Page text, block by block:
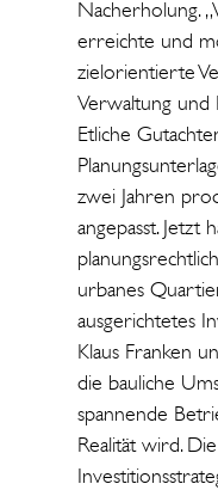
Nacherholung.
erreichte und
zielorientierte
Verwaltung und
Etliche
zwei Jahren
angepasst. Jetzt
urbanes
ausgerichtetes
Klaus Franken
die bauliche
spannende
Realität wird.